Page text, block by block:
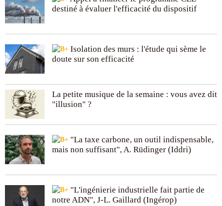
destiné à évaluer l'efficacité du dispositif
Isolation des murs : l'étude qui sème le
doute sur son efficacité
La petite musique de la semaine : vous avez dit
"illusion" ?
"La taxe carbone, un outil indispensable,
mais non suffisant", A. Rüdinger (Iddri)
"L'ingénierie industrielle fait partie de
notre ADN", J-L. Gaillard (Ingérop)